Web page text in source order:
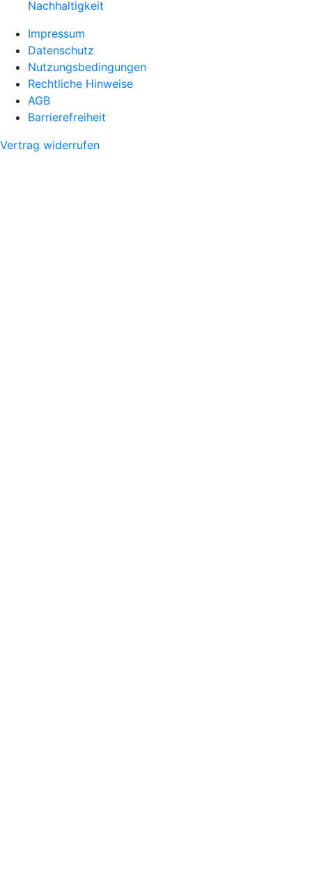
Nachhaltigkeit
Impressum
Datenschutz
Nutzungsbedingungen
Rechtliche Hinweise
AGB
Barrierefreiheit
Vertrag widerrufen